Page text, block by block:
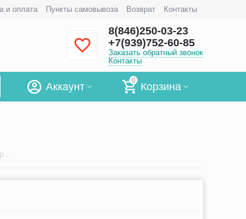
и оплата Пункты самовывоза Возврат Контакты
8(846)250-03-23
+7(939)752-60-85
Заказать обратный звонок
Контакты
0
Корзина
Аккаунт
Катетер внутривенный c дополнительным портом KD-Fix G24